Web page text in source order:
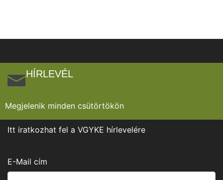
HÍRLEVÉL
Megjelenik minden csütörtökön
Itt iratkozhat fel a VGYKE hírlevelére
E-Mail cím